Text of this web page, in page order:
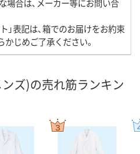
場合は、メーカー等にお問い合
」表記は、箱でのお届けをお約束
じめご了承ください。
ズ)の売れ筋ランキン